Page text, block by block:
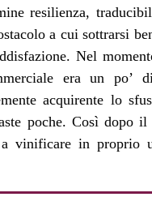
resilienza,
a cui sottrarsi
Nel
era un po’
acquirente lo
poche. Così dopo
vinificare in proprio
voglia vivere e far
sfondi con un
badare lo Stato
casa Zanello?
e quelle
a quello di